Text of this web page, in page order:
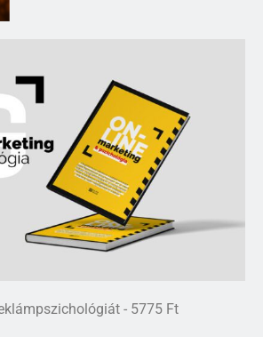
- 5775 Ft